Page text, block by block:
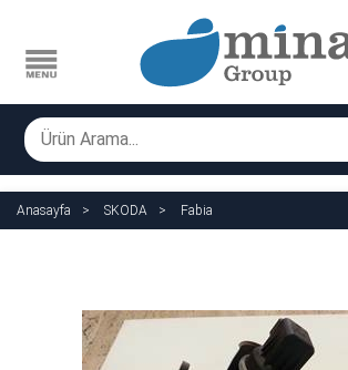
Anasayfa SKODA Fabia